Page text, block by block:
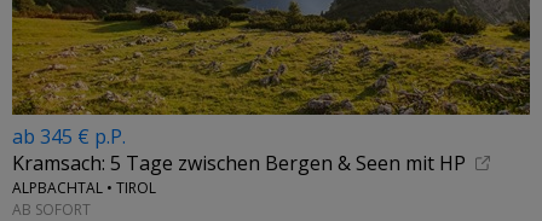
ab 345 € p.P.
Kramsach: 5 Tage zwischen Bergen & Seen mit HP
ALPBACHTAL • TIROL
AB SOFORT